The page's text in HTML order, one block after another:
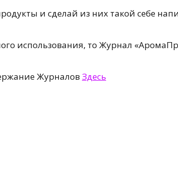
и сделай из них такой себе
использования, то Журнал
Журналов Здесь